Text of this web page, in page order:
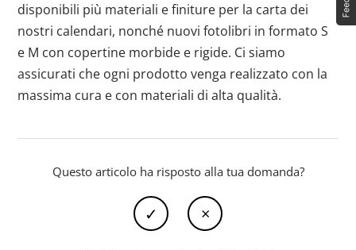
disponibili più materiali e finiture per la carta dei
nostri calendari, nonché nuovi fotolibri in formato S
e M con copertine morbide e rigide. Ci siamo
assicurati che ogni prodotto venga realizzato con la
massima cura e con materiali di alta qualità.
Questo articolo ha risposto alla tua domanda?